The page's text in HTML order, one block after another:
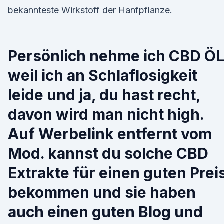
bekannteste Wirkstoff der Hanfpflanze.
Persönlich nehme ich CBD
weil ich an Schlaflosigkeit
leide und ja, du hast recht,
davon wird man nicht high.
Auf Werbelink entfernt vom
Mod. kannst du solche CBD
Extrakte für einen guten
bekommen und sie haben
auch einen guten Blog und